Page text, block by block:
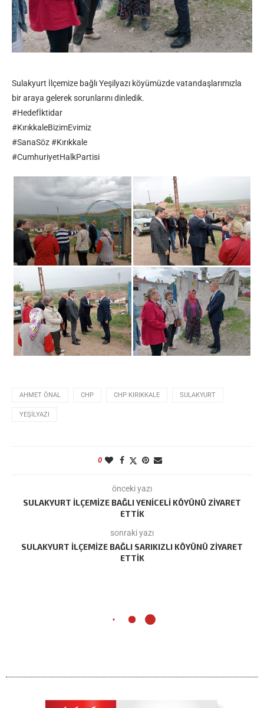
Sulakyurt İlçemize bağlı Yeşilyazı köyümüzde vatandaşlarımızla
bir araya gelerek sorunlarını dinledik.
#Hedefİktidar
#KırıkkaleBizimEvimiz
#SanaSöz #Kırıkkale
#CumhuriyetHalkPartisi
AHMET ÖNAL CHP CHP KIRIKKALE SULAKYURT
YEŞILYAZI
0
önceki yazı
SULAKYURT İLÇEMIZE BAĞLI YENICELI KÖYÜNÜ ZIYARET
ETTIK
sonraki yazı
SULAKYURT İLÇEMIZE BAĞLI SARIKIZLI KÖYÜNÜ ZIYARET
ETTIK